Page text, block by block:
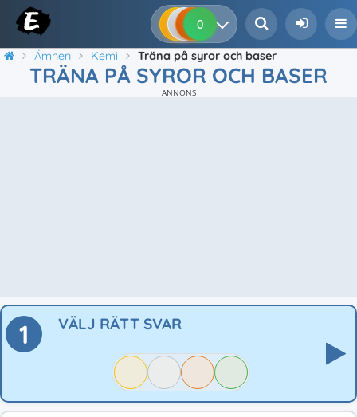
0 0 0
Ämnen Kemi Träna på syror och baser
TRÄNA PÅ SYROR OCH BASER
ANNONS
1 VÄLJ RÄTT SVAR